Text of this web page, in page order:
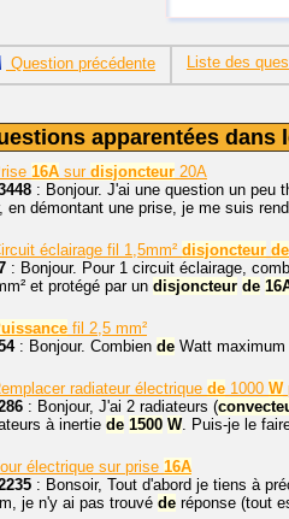
Question précédente Liste des
apparentées dans
16A sur disjoncteur 20A
: Bonjour. J'ai une question un peu
en démontant une prise, je me suis
éclairage fil 1,5mm² disjoncteur de
: Bonjour. Pour 1 circuit éclairage,
et protégé par un disjoncteur de
fil 2,5 mm²
: Bonjour. Combien de Watt maximum
radiateur électrique de 1000 W
: Bonjour, J'ai 2 radiateurs (
à inertie de 1500 W. Puis-je le
électrique sur prise 16A
: Bonsoir, Tout d'abord je tiens à
je n'y ai pas trouvé de réponse (tout